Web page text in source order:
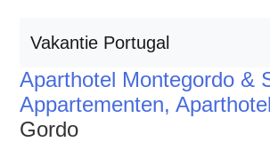
Vakantie Portugal
Aparthotel Montegordo &
Appartementen, Aparthotel
Gordo